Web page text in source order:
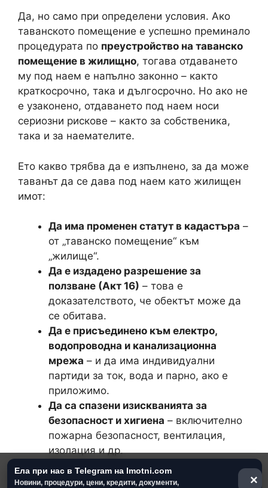
Да, но само при определени условия. Ако
таванското помещение е успешно преминало
процедурата по преустройство на таванско
помещение в жилищно, тогава отдаването
му под наем е напълно законно – както
краткосрочно, така и дългосрочно. Но ако не
е узаконено, отдаването под наем носи
сериозни рискове – както за собственика,
така и за наемателите.
Ето какво трябва да е изпълнено, за да може
таванът да се дава под наем като жилищен
имот:
Да има променен статут в кадастъра –
от „таванско помещение“ към
„жилище“.
Да е издадено разрешение за
ползване (Акт 16) – това е
доказателството, че обектът може да
се обитава.
Да е присъединено към електро,
водопроводна и канализационна
мрежа – и да има индивидуални
партиди за ток, вода и парно, ако е
приложимо.
Да са спазени изискванията за
безопасност и хигиена – включително
пожарна безопасност, вентилация,
изолация и др.
Да е описано в договора реалното
предназначение– при отдаване под
Ела при нас в Telegram на Imotni.com
Новини, процедури, цени, кредити, документи,
×